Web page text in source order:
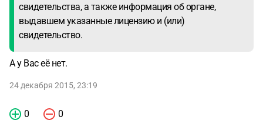
свидетельства, а также информация об органе,
выдавшем указанные лицензию и (или)
свидетельство.
А у Вас её нет.
24 декабря 2015, 23:19
0 0